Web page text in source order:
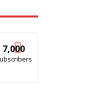
7,000